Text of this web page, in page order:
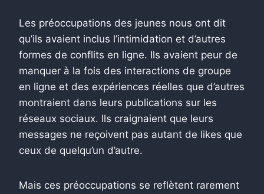
Les préoccupations des jeunes nous ont dit
qu’ils avaient inclus l’intimidation et d’autres
formes de conflits en ligne. Ils avaient peur de
manquer à la fois des interactions de groupe
en ligne et des expériences réelles que d’autres
montraient dans leurs publications sur les
réseaux sociaux. Ils craignaient que leurs
messages ne reçoivent pas autant de likes que
ceux de quelqu’un d’autre.
Mais ces préoccupations se reflètent rarement